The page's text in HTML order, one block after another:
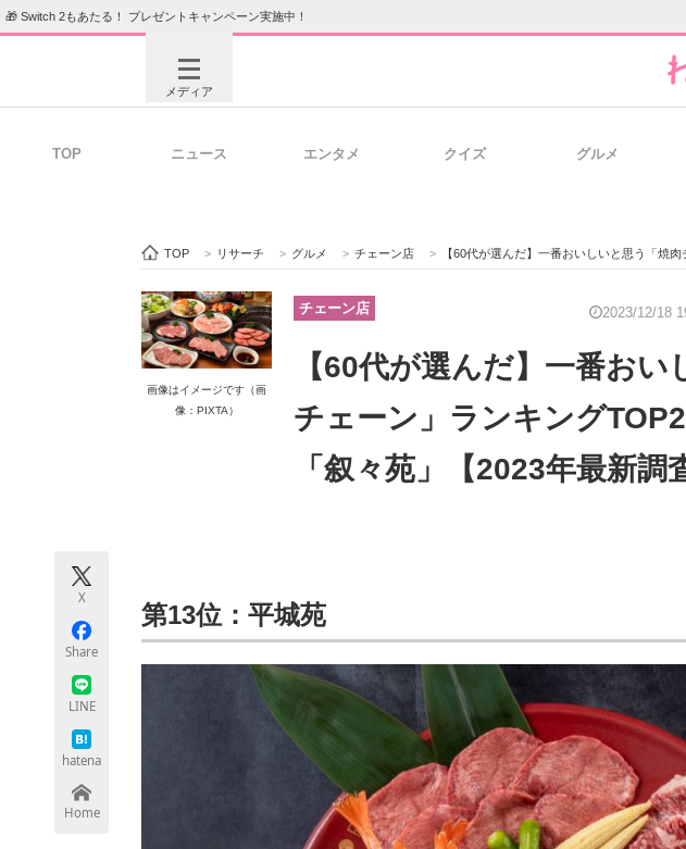
🎁 Switch 2もあたる！ プレゼントキャンペーン実施中！
メディア
ビジネスと働き方のヒント
ITエンジニア向け専門サイト
ちょっと気になるネットの話題
TOP ニュース エンタメ クイズ グルメ
TOP > リサーチ > グルメ > チェーン店 > 【60代が選んだ】一番おいしいと思う「焼肉チェーン」ラ
画像はイメージです（画
像：PIXTA）
チェーン店 2023/12/18
【60代が選んだ】一番お
チェーン」ランキング
「叙々苑」【2023年最新調
X
Share
LINE
hatena
Home
第13位：平城苑